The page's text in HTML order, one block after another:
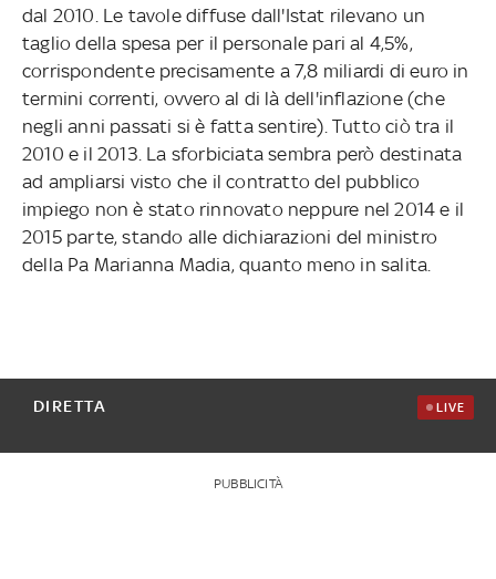
dal 2010. Le tavole diffuse dall'Istat rilevano un
taglio della spesa per il personale pari al 4,5%,
corrispondente precisamente a 7,8 miliardi di euro in
termini correnti, ovvero al di là dell'inflazione (che
negli anni passati si è fatta sentire). Tutto ciò tra il
2010 e il 2013. La sforbiciata sembra però destinata
ad ampliarsi visto che il contratto del pubblico
impiego non è stato rinnovato neppure nel 2014 e il
2015 parte, stando alle dichiarazioni del ministro
della Pa Marianna Madia, quanto meno in salita.
DIRETTA LIVE
PUBBLICITÀ